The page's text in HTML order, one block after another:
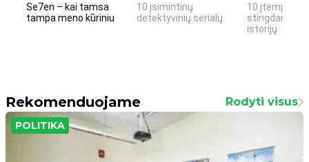
Se7en – kai tamsa
tampa meno kūriniu
10 įsimintinų
detektyvinių serialų
10 įtemptų,
stingdančių
istorijų
Rekomenduojame Rodyti visus
POLITIKA